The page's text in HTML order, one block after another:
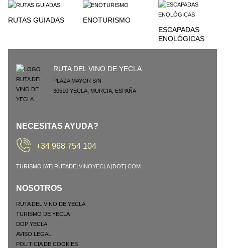
RUTAS GUIADAS
ENOTURISMO
ESCAPADAS
ENOLÓGICAS
RUTA DEL VINO DE YECLA
PLAZA MAYOR S/N
30510 YECLA MURCIA ESPAÑA
NECESITAS AYUDA?
+34 968 754 104
TURISMO [AT] RUTADELVINOYECLA [DOT] COM
NOSOTROS
RUTA DEL VINO DE YECLA
TURISMO DE YECLA
DOP YECLA
AVISO LEGAL
POLITICIA DE COOKIES